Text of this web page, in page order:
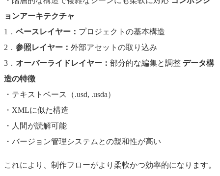
ョンアーキテクチャ
1． ベースレイヤー： プロジェクトの基本構造
2． 参照レイヤー： 外部アセットの取り込み
3． オーバーライドレイヤー： 部分的な編集と調整 データ構
造の特徴
・テキストベース（.usd, .usda）
・XMLに似た構造
・人間が読解可能
・バージョン管理システムとの親和性が高い
これにより、制作フローがより柔軟かつ効率的になります。